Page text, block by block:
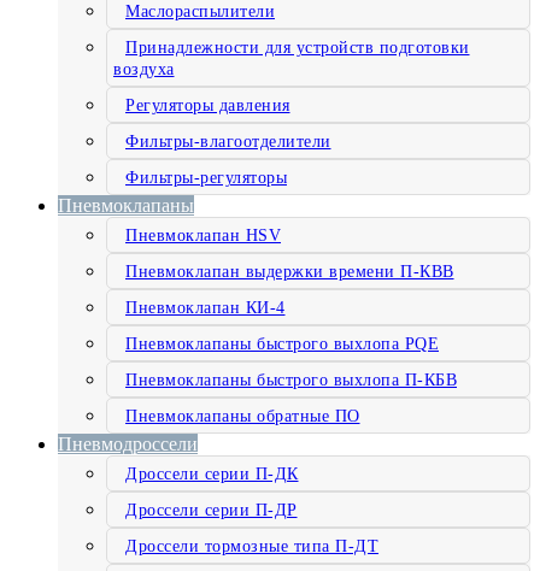
Маслораспылители
Принадлежности для устройств подготовки
воздуха
Регуляторы давления
Фильтры-влагоотделители
Фильтры-регуляторы
Пневмоклапаны
Пневмоклапан HSV
Пневмоклапан выдержки времени П-КВВ
Пневмоклапан КИ-4
Пневмоклапаны быстрого выхлопа PQE
Пневмоклапаны быстрого выхлопа П-КБВ
Пневмоклапаны обратные ПО
Пневмодроссели
Дроссели серии П-ДК
Дроссели серии П-ДР
Дроссели тормозные типа П-ДТ